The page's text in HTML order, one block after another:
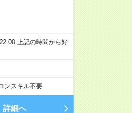
上記の時間から好
ンスキル不要
詳細へ